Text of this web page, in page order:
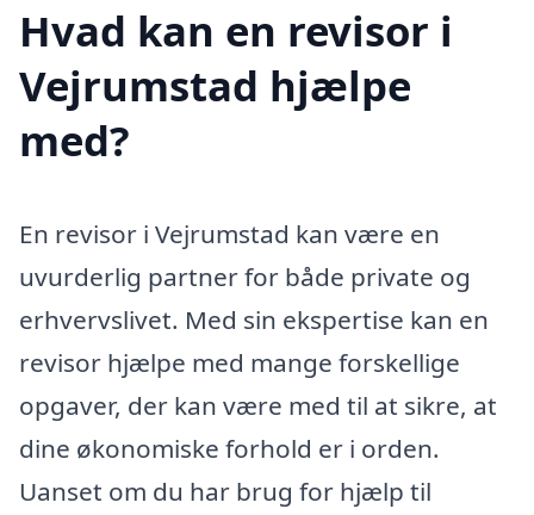
Hvad kan en revisor i
Vejrumstad hjælpe
med?
En revisor i Vejrumstad kan være en
uvurderlig partner for både private og
erhvervslivet. Med sin ekspertise kan en
revisor hjælpe med mange forskellige
opgaver, der kan være med til at sikre, at
dine økonomiske forhold er i orden.
Uanset om du har brug for hjælp til